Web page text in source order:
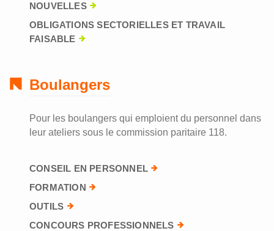
NOUVELLES
OBLIGATIONS SECTORIELLES ET TRAVAIL
FAISABLE
Boulangers
Pour les boulangers qui emploient du personnel dans
leur ateliers sous le commission paritaire 118.
CONSEIL EN PERSONNEL
FORMATION
OUTILS
CONCOURS PROFESSIONNELS